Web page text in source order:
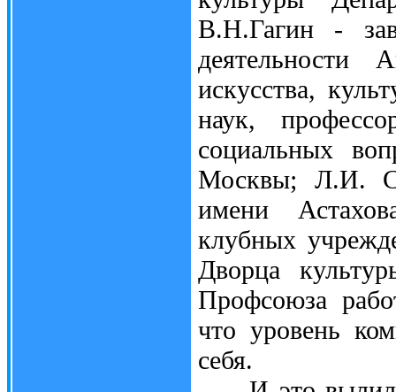
В.Н.Гагин -
деятельности
искусства,
наук,
социальных
Москвы; Л.И.
имени
клубных
Дворца
Профсоюза
что уровень
себя.